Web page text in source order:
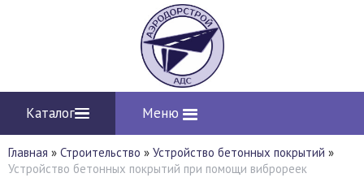
Каталог Меню
Главная » Строительство » Устройство бетонных покрытий »
Устройство бетонных покрытий при помощи виброреек